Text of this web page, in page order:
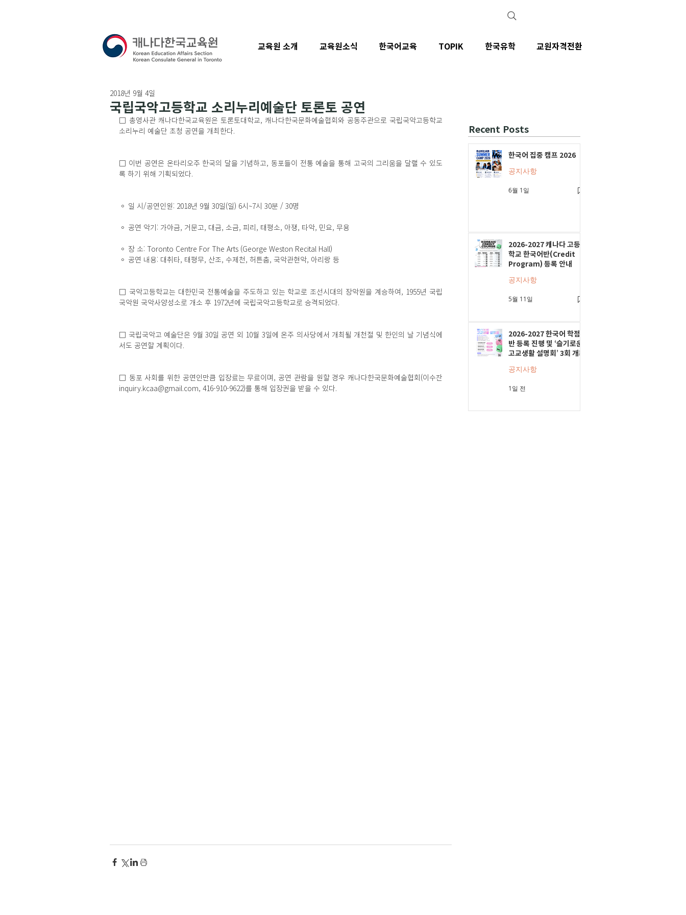
국립국악고등학교 소리누리예술단 토론토 공연
2018년 9월 4일
□ 총영사관 캐나다한국교육원은 토론토대학교, 캐나다한국문화예술협회와 공동주관으로 국립국악고등학교
소리누리 예술단 초청 공연을 개최한다.
□ 이번 공연은 온타리오주 한국의 달을 기념하고, 동포들이 전통 예술을 통해 고국의 그리움을 달랠 수 있도
록 하기 위해 기획되었다.
◦ 일 시/공연인원: 2018년 9월 30일(일) 6시~7시 30분 / 30명
◦ 공연 악기: 가야금, 거문고, 대금, 소금, 피리, 태평소, 아쟁, 타악, 민요, 무용
◦ 장 소: Toronto Centre For The Arts (George Weston Recital Hall)
◦ 공연 내용: 대취타, 태평무, 산조, 수제천, 허튼춤, 국악관현악, 아리랑 등
□ 국악고등학교는 대한민국 전통예술을 주도하고 있는 학교로 조선시대의 장악원을 계승하여, 1955년 국립
국악원 국악사양성소로 개소 후 1972년에 국립국악고등학교로 승격되었다.
□ 국립국악고 예술단은 9월 30일 공연 외 10월 3일에 온주 의사당에서 개최될 개천절 및 한인의 날 기념식에
서도 공연할 계획이다.
□ 동포 사회를 위한 공연인만큼 입장료는 무료이며, 공연 관람을 원할 경우 캐나다한국문화예술협회(이수잔
inquiry.kcaa@gmail.com, 416-910-9622)를 통해 입장권을 받을 수 있다.
Recent Posts
한국어 집중 캠프 2026
공지사항
6월 1일
2026-2027 캐나다 고등
학교 한국어반(Credit
Program) 등록 안내
공지사항
5월 11일
2026-2027 한국어 학점
반 등록 진행 및 ‘슬기로운
고교생활 설명회’ 3회 개최
공지사항
1일 전
교육원 소개 교육원소식 한국어교육 TOPIK 한국유학 교원자격전환